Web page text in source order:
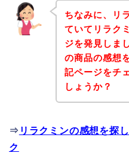
ちなみに、リ
ていてリラク
ジを発見しま
の商品の感想
記ページをチ
しょうか？
⇒ リラクミンの感想を探
ク